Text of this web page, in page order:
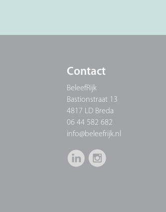
Contact
BeleefRijk
Bastionstraat 13
4817 LD Breda
06 44 582 682
info@beleefrijk.nl